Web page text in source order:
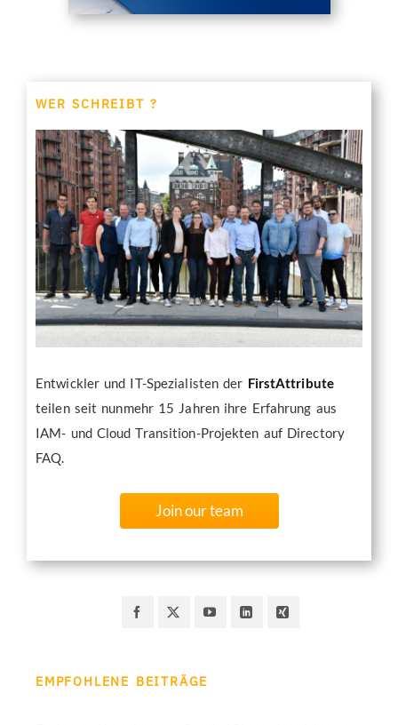
WER SCHREIBT ?
Entwickler und IT-Spezialisten der FirstAttribute
teilen seit nunmehr 15 Jahren ihre Erfahrung aus
IAM- und Cloud Transition-Projekten auf Directory
FAQ.
Join our team
EMPFOHLENE BEITRÄGE